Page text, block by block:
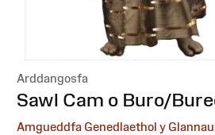
Arddangosfa
:Sawl Cam o Buro/
Amgueddfa Genedlaethol y Glannau